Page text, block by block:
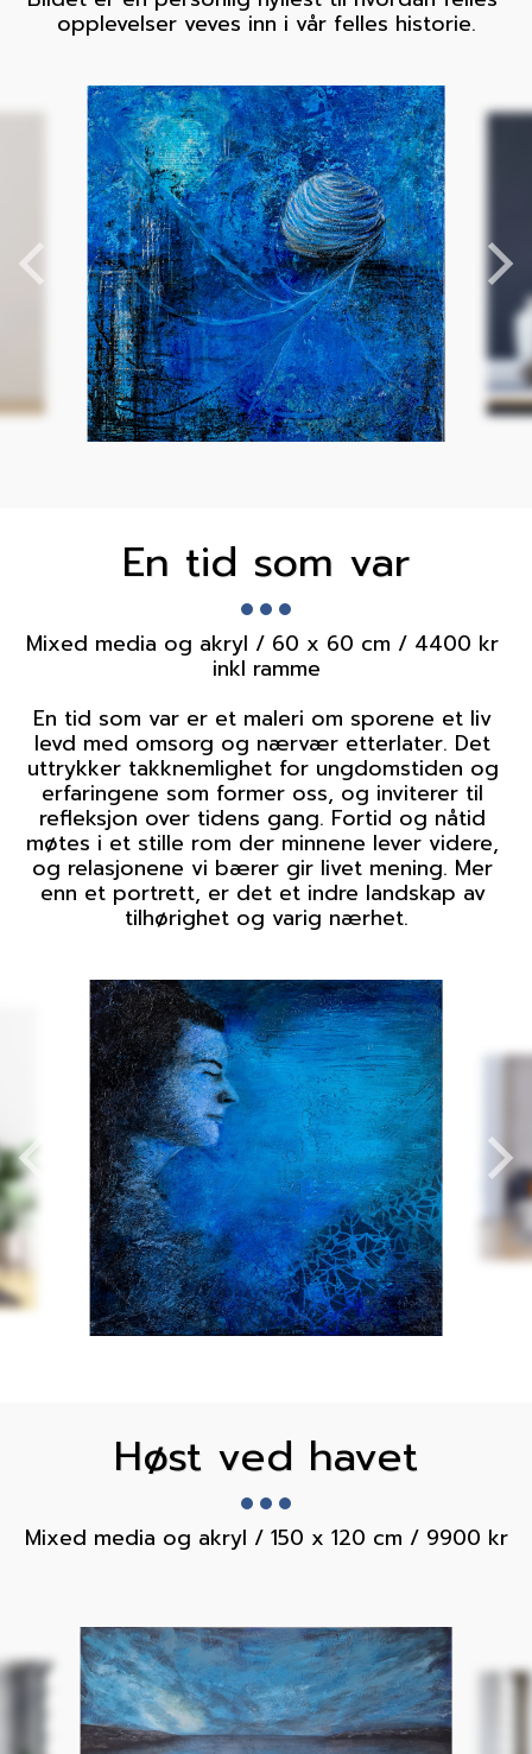
opplevelser veves inn i vår felles historie.
En tid som var
Mixed media og akryl / 60 x 60 cm / 4400 kr
inkl ramme
En tid som var er et maleri om sporene et liv
levd med omsorg og nærvær etterlater. Det
uttrykker takknemlighet for ungdomstiden og
erfaringene som former oss, og inviterer til
refleksjon over tidens gang. Fortid og nåtid
møtes i et stille rom der minnene lever videre,
og relasjonene vi bærer gir livet mening. Mer
enn et portrett, er det et indre landskap av
tilhørighet og varig nærhet.
Høst ved havet
Mixed media og akryl / 150 x 120 cm / 9900 kr